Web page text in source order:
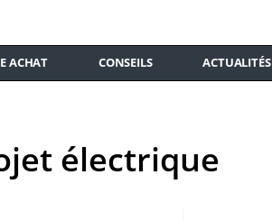
ACHAT CONSEILS ACTUALITÉS
électrique